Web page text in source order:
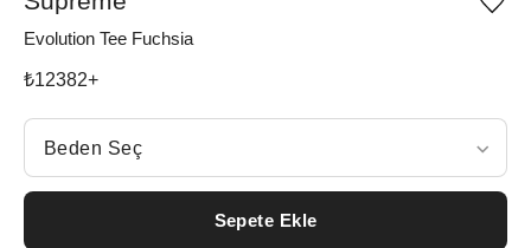
Evolution Tee Fuchsia
₺12382+
Beden Seç
Beden Seç
Sepete Ekle